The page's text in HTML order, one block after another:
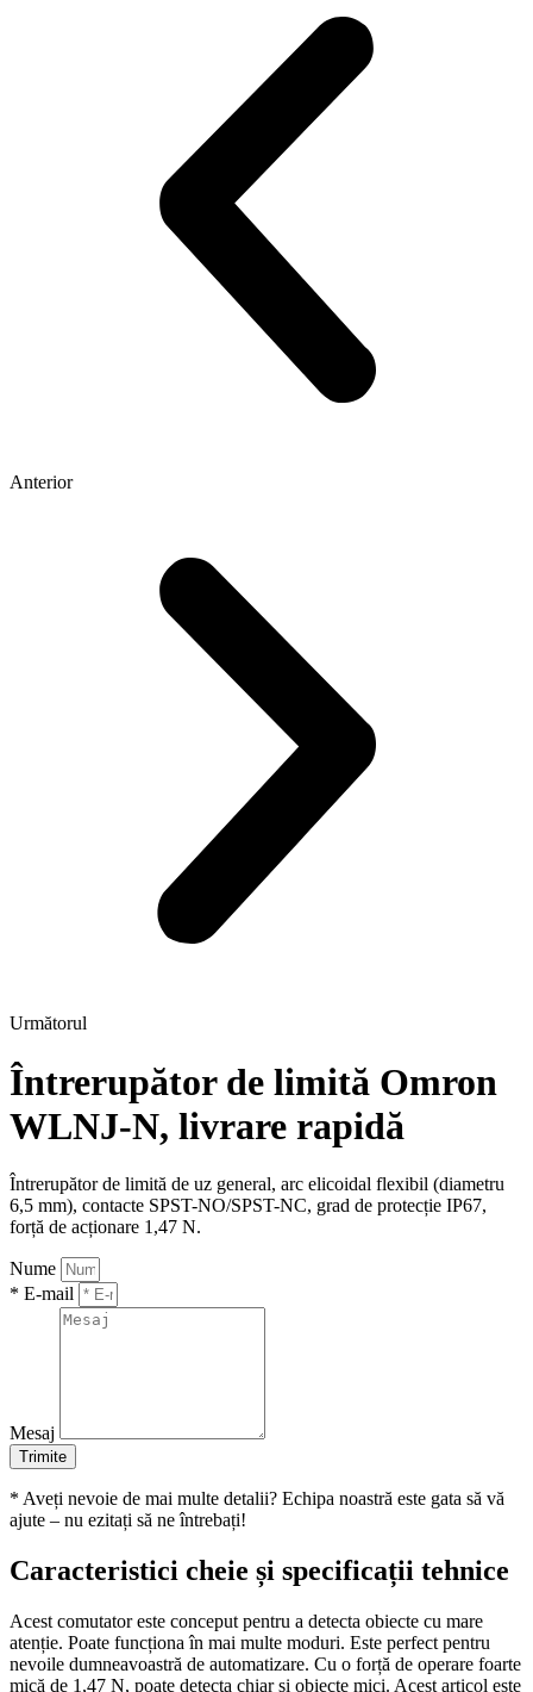
Anterior
Următorul
Întrerupător de limită Omron
WLNJ-N, livrare rapidă
Întrerupător de limită de uz general, arc elicoidal flexibil (diametru
6,5 mm), contacte SPST-NO/SPST-NC, grad de protecție IP67,
forță de acționare 1,47 N.
Nume
* E-mail
Mesaj
Trimite
* Aveți nevoie de mai multe detalii? Echipa noastră este gata să vă
ajute – nu ezitați să ne întrebați!
Caracteristici cheie și specificații tehnice
Acest comutator este conceput pentru a detecta obiecte cu mare
atenție. Poate funcționa în mai multe moduri. Este perfect pentru
nevoile dumneavoastră de automatizare. Cu o forță de operare foarte
mică de 1,47 N, poate detecta chiar și obiecte mici. Acest articol este